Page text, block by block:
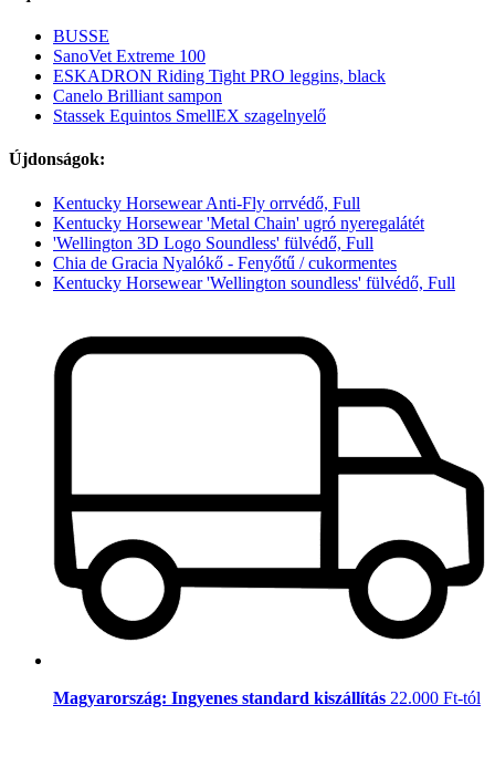
BUSSE
SanoVet Extreme 100
ESKADRON Riding Tight PRO leggins, black
Canelo Brilliant sampon
Stassek Equintos SmellEX szagelnyelő
Újdonságok:
Kentucky Horsewear Anti-Fly orrvédő, Full
Kentucky Horsewear 'Metal Chain' ugró nyeregalátét
'Wellington 3D Logo Soundless' fülvédő, Full
Chia de Gracia Nyalókő - Fenyőtű / cukormentes
Kentucky Horsewear 'Wellington soundless' fülvédő, Full
Magyarország: Ingyenes standard kiszállítás 22.000 Ft-tól